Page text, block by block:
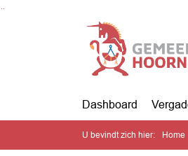
Dashboard
U bevindt zich hier: Home